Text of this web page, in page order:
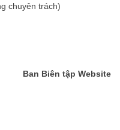
chuyên trách)
Ban Biên tập Website